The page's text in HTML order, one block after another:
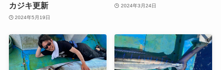
カジキ更新
2024年5月19日
2024年3月24日